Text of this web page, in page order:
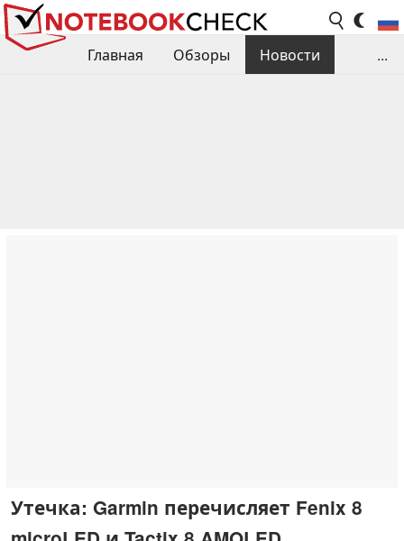
Главная Обзоры
Новости
...
Утечка: Garmin перечисляет Fenix 8